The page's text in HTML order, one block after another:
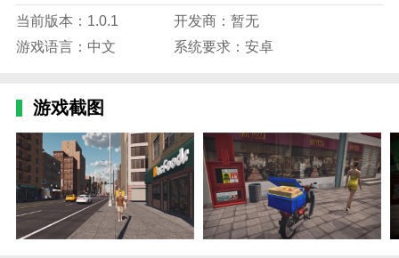
3.探索这座广阔的城市，并对其进行有效管理!
4.相应的挑战模式也具有很高的质量。
6.最好打开这个游戏中最好的沙盒挑战!
外卖模拟器 游戏免费安装入口优势
1.玩家可以在游戏中查看他们的食物配送路线并设
置导航系统。
2.让他们可以查看自己的订单，用户可以在配送中
当前版本：1.0.1
开发商：暂无
游戏语言：中文
系统要求：安卓
游戏截图